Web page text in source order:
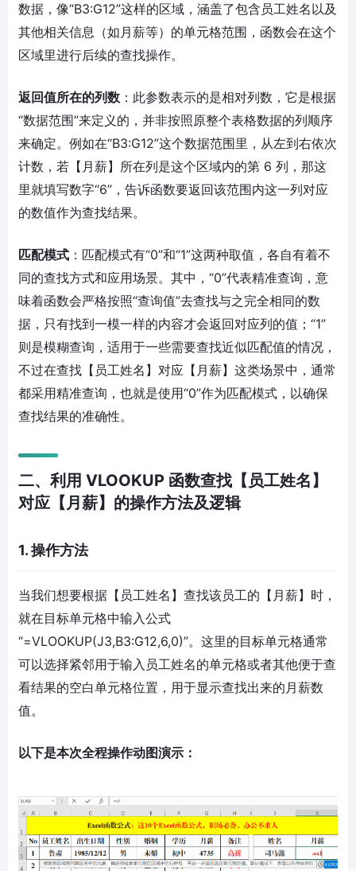
数据，像“B3:G12”这样的区域，涵盖了包含员工姓名以及
其他相关信息（如月薪等）的单元格范围，函数会在这个
区域里进行后续的查找操作。
返回值所在的列数 ：此参数表示的是相对列数，它是根据
“数据范围”来定义的，并非按照原整个表格数据的列顺序
来确定。例如在“B3:G12”这个数据范围里，从左到右依次
计数，若【月薪】所在列是这个区域内的第 6 列，那这
里就填写数字“6”，告诉函数要返回该范围内这一列对应
的数值作为查找结果。
匹配模式 ：匹配模式有“0”和“1”这两种取值，各自有着不
同的查找方式和应用场景。其中，“0”代表精准查询，意
味着函数会严格按照“查询值”去查找与之完全相同的数
据，只有找到一模一样的内容才会返回对应列的值；“1”
则是模糊查询，适用于一些需要查找近似匹配值的情况，
不过在查找【员工姓名】对应【月薪】这类场景中，通常
都采用精准查询，也就是使用“0”作为匹配模式，以确保
查找结果的准确性。
二、利用 VLOOKUP 函数查找【员工姓名】
对应【月薪】的操作方法及逻辑
1. 操作方法
当我们想要根据【员工姓名】查找该员工的【月薪】时，
就在目标单元格中输入公式
“=VLOOKUP(J3,B3:G12,6,0)”。这里的目标单元格通常
可以选择紧邻用于输入员工姓名的单元格或者其他便于查
看结果的空白单元格位置，用于显示查找出来的月薪数
值。
以下是本次全程操作动图演示：